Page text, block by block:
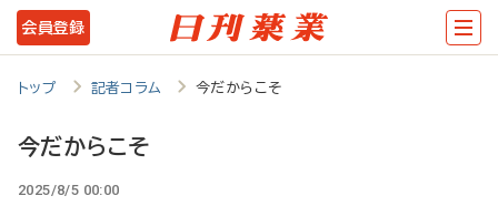
メ
イ
テ
会員登録
トップ 記者コラム 今だからこそ
今だからこそ
2025/8/5 00:00